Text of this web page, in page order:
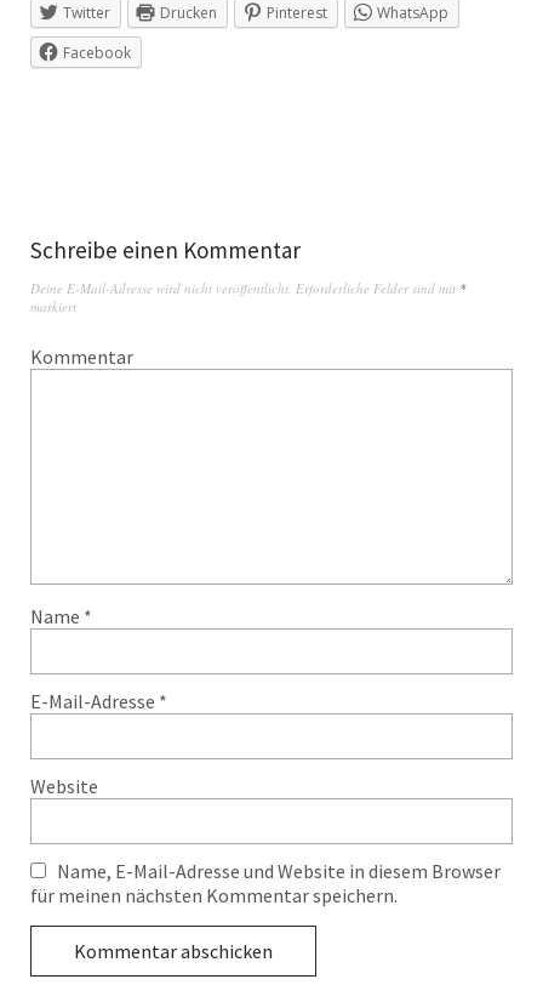
Twitter Drucken Pinterest
WhatsApp
Facebook
Schreibe einen Kommentar
Deine E-Mail-Adresse wird nicht veröffentlicht. Erforderliche Felder sind mit *
markiert
Kommentar
Name *
E-Mail-Adresse *
Website
Name, E-Mail-Adresse und Website in diesem Browser
für meinen nächsten Kommentar speichern.